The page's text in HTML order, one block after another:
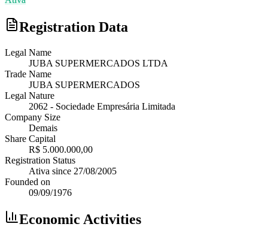
Registration Data
Legal Name
JUBA SUPERMERCADOS LTDA
Trade Name
JUBA SUPERMERCADOS
Legal Nature
2062 - Sociedade Empresária Limitada
Company Size
Demais
Share Capital
R$ 5.000.000,00
Registration Status
Ativa since 27/08/2005
Founded on
09/09/1976
Economic Activities